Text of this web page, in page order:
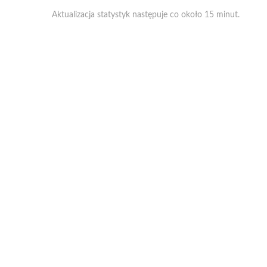
Aktualizacja statystyk następuje co około 15 minut.